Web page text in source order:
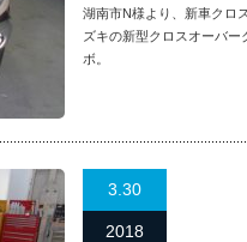
湖南市N様より、新車クロ
ズキの新型クロスオーバー
ボ。
3.30
2018